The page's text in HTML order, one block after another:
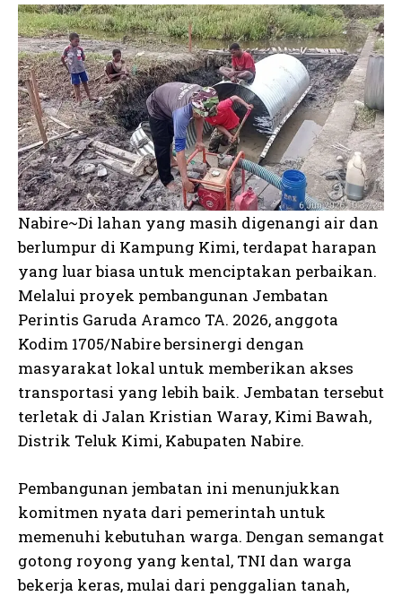
Nabire~Di lahan yang masih digenangi air dan
berlumpur di Kampung Kimi, terdapat harapan
yang luar biasa untuk menciptakan perbaikan.
Melalui proyek pembangunan Jembatan
Perintis Garuda Aramco TA. 2026, anggota
Kodim 1705/Nabire bersinergi dengan
masyarakat lokal untuk memberikan akses
transportasi yang lebih baik. Jembatan tersebut
terletak di Jalan Kristian Waray, Kimi Bawah,
Distrik Teluk Kimi, Kabupaten Nabire.
Pembangunan jembatan ini menunjukkan
komitmen nyata dari pemerintah untuk
memenuhi kebutuhan warga. Dengan semangat
gotong royong yang kental, TNI dan warga
bekerja keras, mulai dari penggalian tanah,